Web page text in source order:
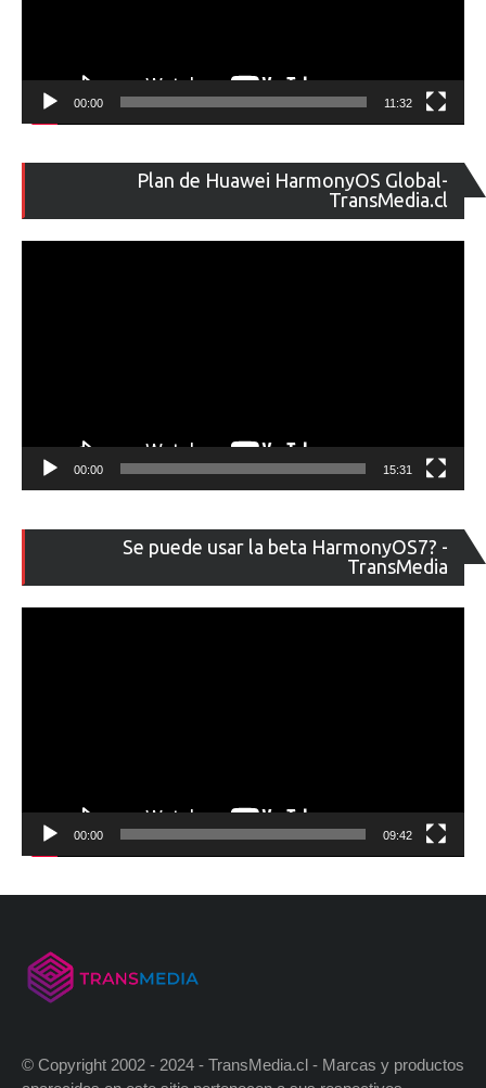
00:00 11:32
Plan de Huawei HarmonyOS Global-
TransMedia.cl
de
00:00 15:31
Se puede usar la beta HarmonyOS7? -
TransMedia
de
00:00 09:42
© Copyright 2002 - 2024 - TransMedia.cl - Marcas y productos